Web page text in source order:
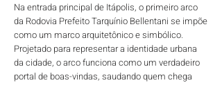
Na entrada principal de Itápolis, o primeiro arco
da Rodovia Prefeito Tarquínio Bellentani se impõe
como um marco arquitetônico e simbólico.
Projetado para representar a identidade urbana
da cidade, o arco funciona como um verdadeiro
portal de boas-vindas, saudando quem chega